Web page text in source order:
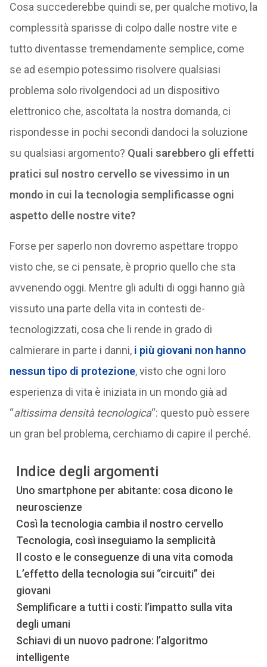
Cosa succederebbe quindi se, per qualche motivo, la
complessità sparisse di colpo dalle nostre vite e
tutto diventasse tremendamente semplice, come
se ad esempio potessimo risolvere qualsiasi
problema solo rivolgendoci ad un dispositivo
elettronico che, ascoltata la nostra domanda, ci
rispondesse in pochi secondi dandoci la soluzione
su qualsiasi argomento? Quali sarebbero gli effetti
pratici sul nostro cervello se vivessimo in un
mondo in cui la tecnologia semplificasse ogni
aspetto delle nostre vite?
Forse per saperlo non dovremo aspettare troppo
visto che, se ci pensate, è proprio quello che sta
avvenendo oggi. Mentre gli adulti di oggi hanno già
vissuto una parte della vita in contesti de-
tecnologizzati, cosa che li rende in grado di
calmierare in parte i danni, i più giovani non hanno
nessun tipo di protezione, visto che ogni loro
esperienza di vita è iniziata in un mondo già ad
“altissima densità tecnologica“: questo può essere
un gran bel problema, cerchiamo di capire il perché.
Indice degli argomenti
Uno smartphone per abitante: cosa dicono le
neuroscienze
Così la tecnologia cambia il nostro cervello
Tecnologia, così inseguiamo la semplicità
Il costo e le conseguenze di una vita comoda
L’effetto della tecnologia sui “circuiti” dei
giovani
Semplificare a tutti i costi: l’impatto sulla vita
degli umani
Schiavi di un nuovo padrone: l’algoritmo
intelligente